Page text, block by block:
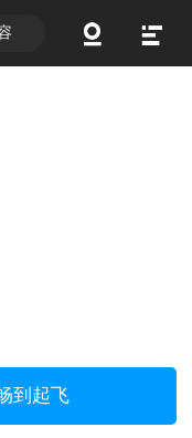
到起飞